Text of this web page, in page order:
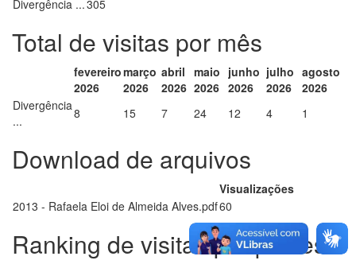
Divergência ...305
Total de visitas por mês
fevereiro
2026
março
2026
abril
2026
maio
2026
junho
2026
julho
2026
agosto
2026
Divergência
...
8 15 7 24 12 4 1
Download de arquivos
Visualizações
2013 - Rafaela Eloi de Almeida Alves.pdf60
Ranking de visitas por países